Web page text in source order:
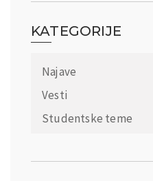
KATEGORIJE
Najave
Vesti
Studentske teme